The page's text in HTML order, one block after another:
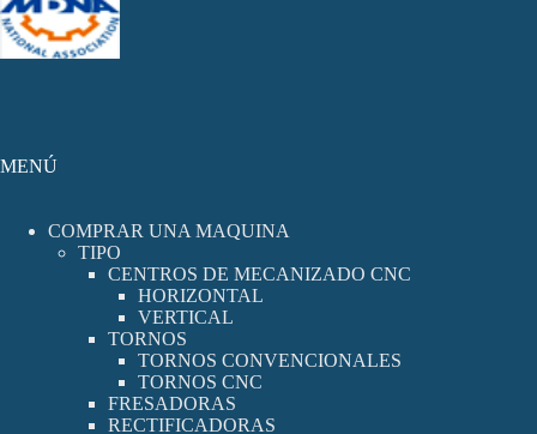
MENÚ
COMPRAR UNA MAQUINA
TIPO
CENTROS DE MECANIZADO CNC
HORIZONTAL
VERTICAL
TORNOS
TORNOS CONVENCIONALES
TORNOS CNC
FRESADORAS
RECTIFICADORAS